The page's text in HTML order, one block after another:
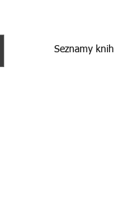
Seznamy knih